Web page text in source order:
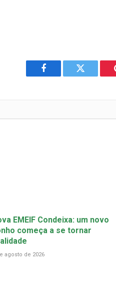
Facebook Twitter
EMEIF Condeixa: um novo
começa a se tornar
agosto de 2026